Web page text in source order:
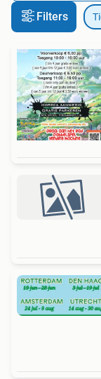
Filters